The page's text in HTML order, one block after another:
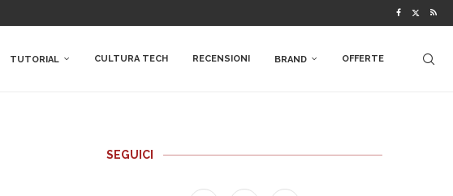
TUTORIAL CULTURA TECH RECENSIONI BRAND OFFERTE
SEGUICI